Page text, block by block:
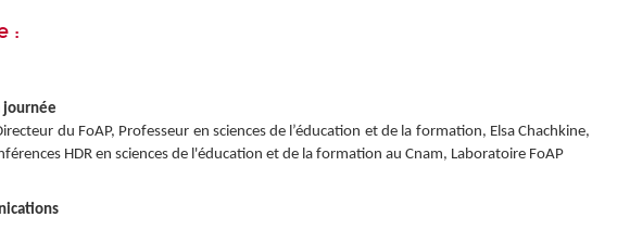
:
journée
du FoAP, Professeur en sciences de l’éducation et de la formation, ElsaChachkine,
HDR en sciences de l'éducation et de la formation au Cnam, Laboratoire FoAP